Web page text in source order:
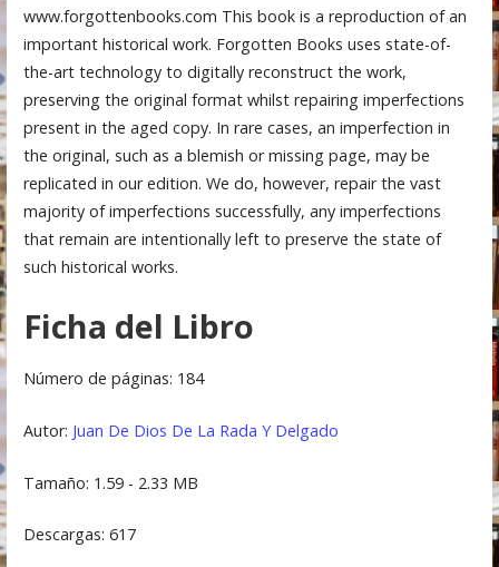
www.forgottenbooks.com This book is a reproduction of an
important historical work. Forgotten Books uses state-of-
the-art technology to digitally reconstruct the work,
preserving the original format whilst repairing imperfections
present in the aged copy. In rare cases, an imperfection in
the original, such as a blemish or missing page, may be
replicated in our edition. We do, however, repair the vast
majority of imperfections successfully, any imperfections
that remain are intentionally left to preserve the state of
such historical works.
Ficha del Libro
Número de páginas: 184
Autor: Juan De Dios De La Rada Y Delgado
Tamaño: 1.59 - 2.33 MB
Descargas: 617